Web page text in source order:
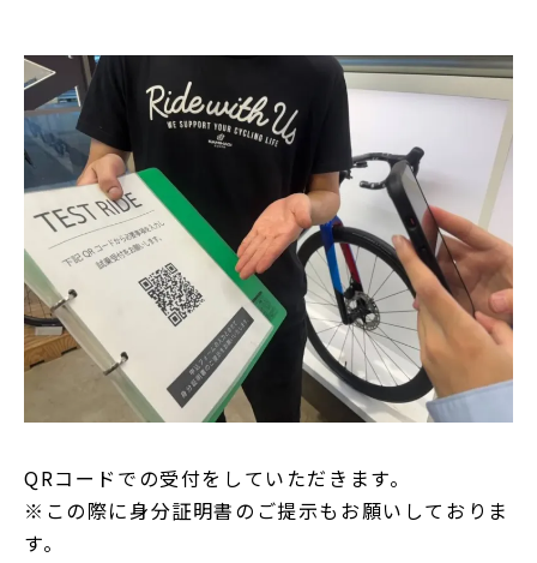
QRコードでの受付をしていただきます。
※この際に身分証明書のご提示もお願いしておりま
す。